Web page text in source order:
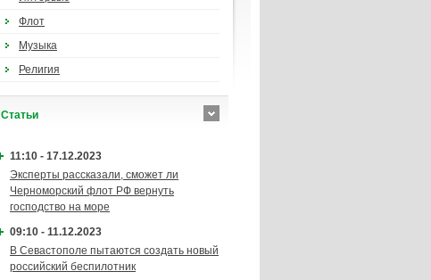
Флот
Музыка
Религия
Cтатьи
11:10 - 17.12.2023
Эксперты рассказали, сможет ли
Черноморский флот РФ вернуть
господство на море
09:10 - 11.12.2023
В Севастополе пытаются создать новый
российский беспилотник